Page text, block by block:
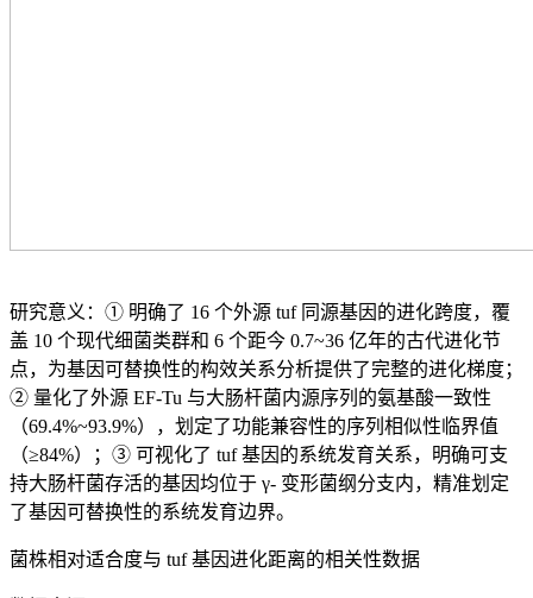
研究意义：① 明确了 16 个外源 tuf 同源基因的进化跨度，覆
盖 10 个现代细菌类群和 6 个距今 0.7~36 亿年的古代进化节
点，为基因可替换性的构效关系分析提供了完整的进化梯度；
② 量化了外源 EF-Tu 与大肠杆菌内源序列的氨基酸一致性
（69.4%~93.9%），划定了功能兼容性的序列相似性临界值
（≥84%）；③ 可视化了 tuf 基因的系统发育关系，明确可支
持大肠杆菌存活的基因均位于 γ- 变形菌纲分支内，精准划定
了基因可替换性的系统发育边界。
菌株相对适合度与 tuf 基因进化距离的相关性数据